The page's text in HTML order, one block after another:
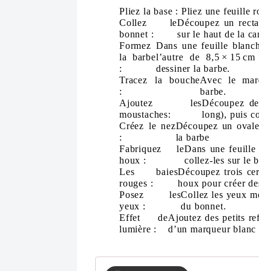
Pliez la base : Pliez une feuille
Collez le
bonnet :
Découpez un
sur le haut de la
Formez
la barbe
:
Dans une feuille
l’autre de 8,5 × 15
dessiner la barbe.
Tracez la bouche
:
Avec le
barbe.
Ajoutez les
moustaches:
Découpez
long), puis
Créez le nez
:
Découpez un
la barbe
Fabriquez le
houx :
Dans une feuille
collez-les sur le
Les baies
rouges :
Découpez trois
houx pour créer
Posez les
yeux :
Collez les yeux
du bonnet.
Effet de
lumière :
Ajoutez des petits
d’un marqueur